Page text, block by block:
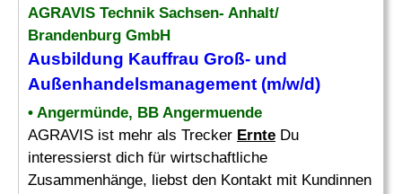
AGRAVIS Technik Sachsen- Anhalt/
Brandenburg GmbH
Ausbildung Kauffrau Groß- und
Außenhandelsmanagement (m/w/d)
• Angermünde, BB Angermuende
AGRAVIS ist mehr als Trecker Ernte Du
interessierst dich für wirtschaftliche
Zusammenhänge, liebst den Kontakt mit Kundinnen